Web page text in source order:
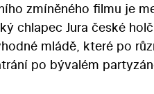
zmíněného filmu je
chlapec Jura české
mládě, které po
po bývalém